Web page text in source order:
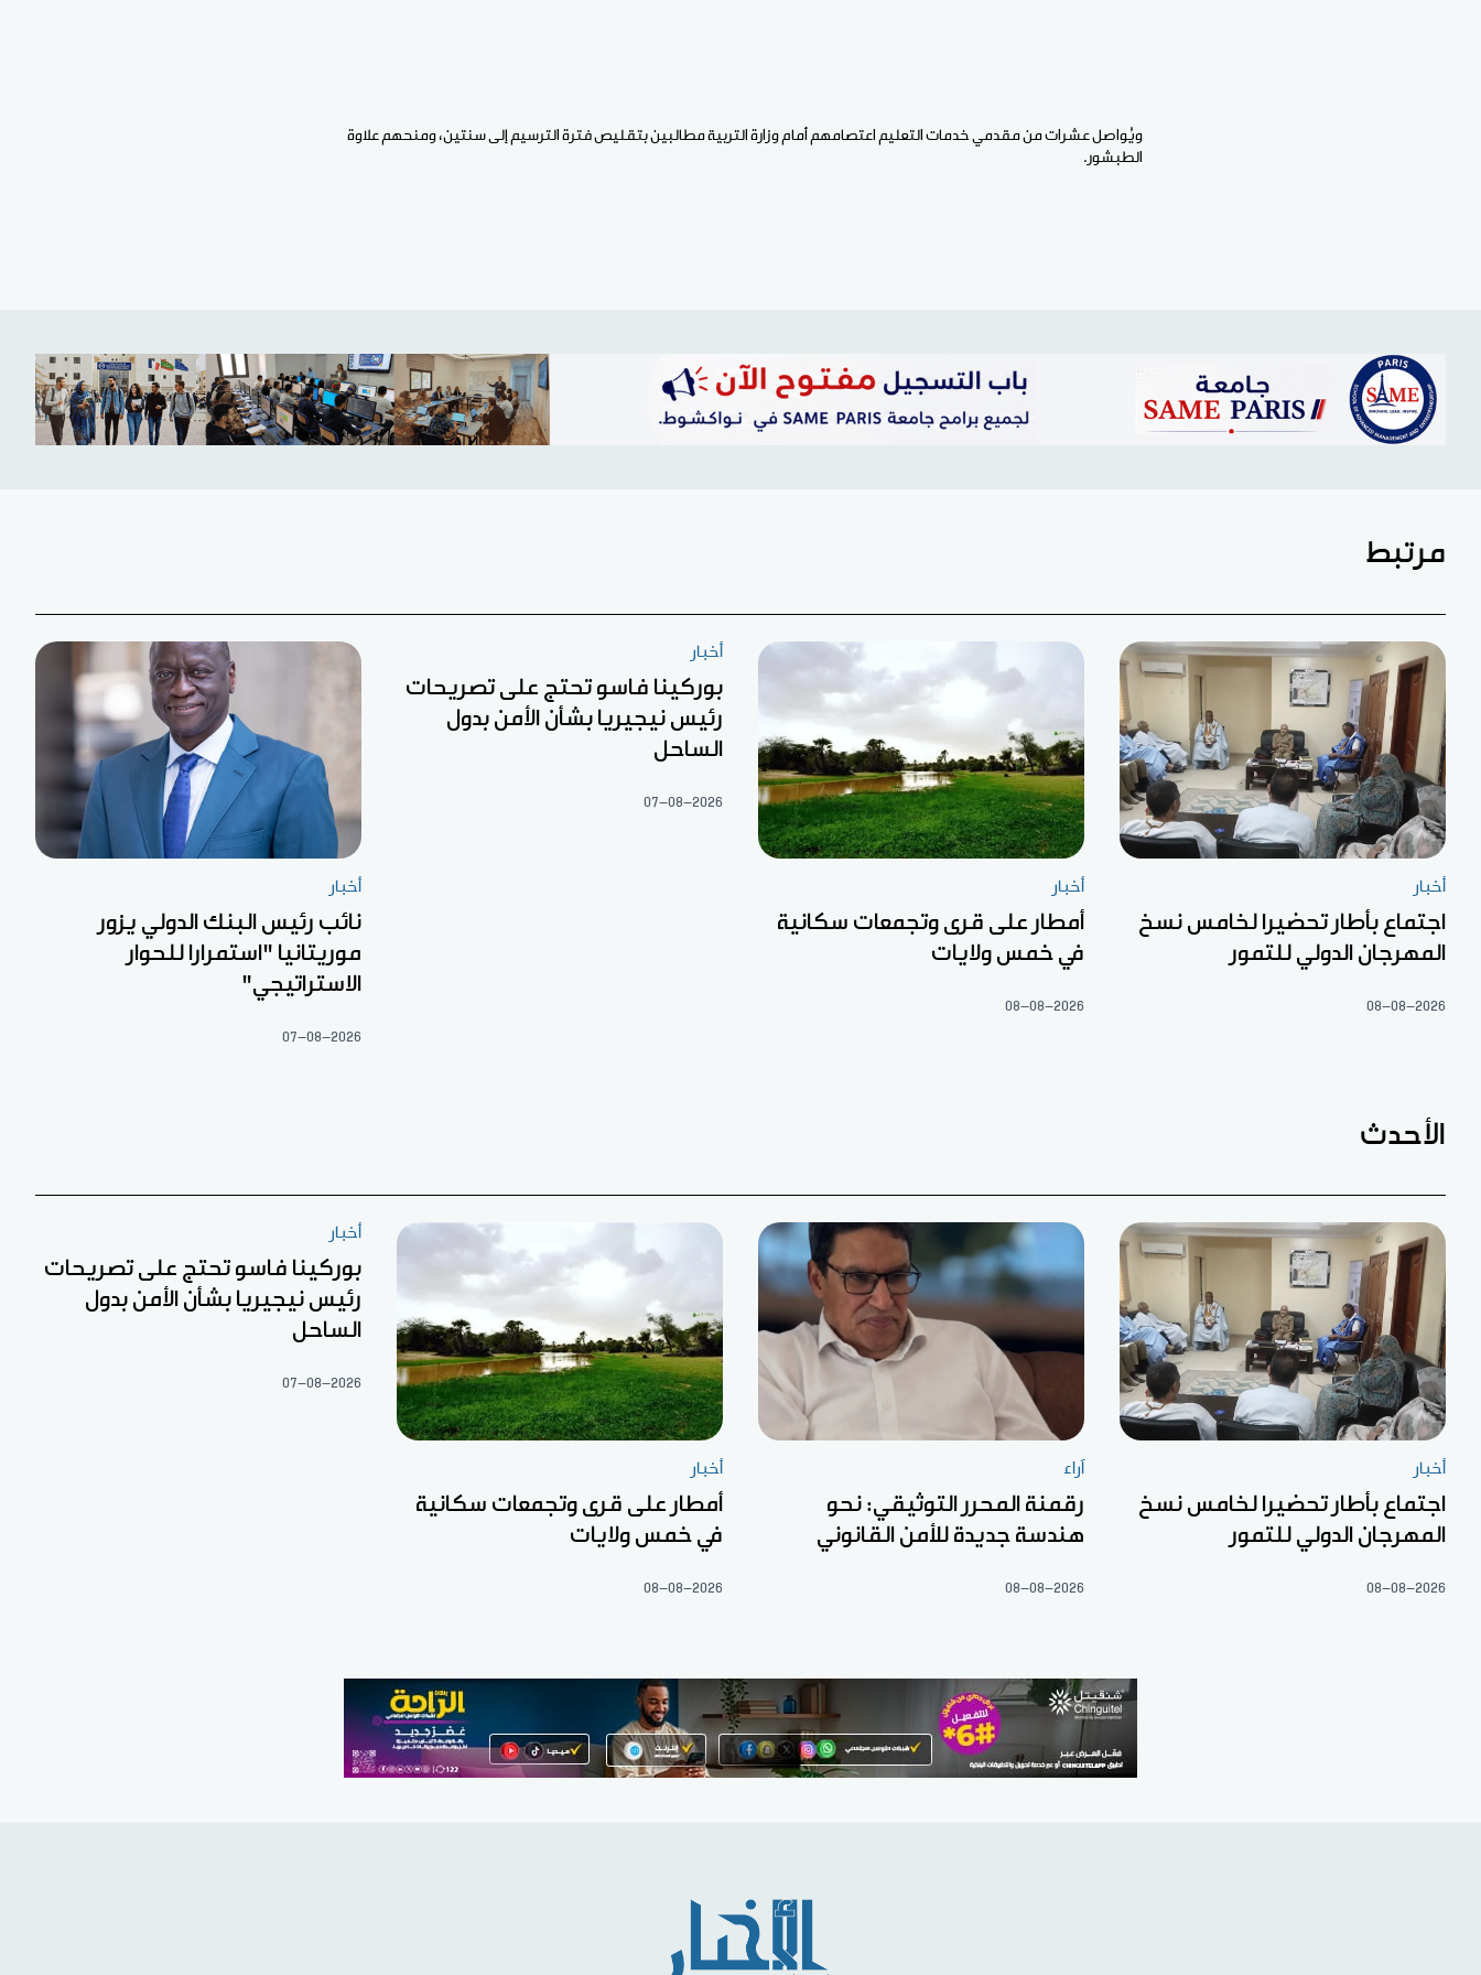
ويُواصل عشرات من مقدمي خدمات التعليم اعتصامهم أمام وزارة التربية مطالبين بتقليص فترة الترسيم إلى سنتين، ومنحهم علاوة
الطبشور.
مرتبط
أخبار
اجتماع بأطار تحضيرا لخامس نسخ
المهرجان الدولي للتمور
08-08-2026
أخبار
أمطار على قرى وتجمعات سكانية
في خمس ولايات
08-08-2026
أخبار
بوركينا فاسو تحتج على تصريحات
رئيس نيجيريا بشأن الأمن بدول
الساحل
07-08-2026
أخبار
نائب رئيس البنك الدولي يزور
موريتانيا "استمرارا للحوار
الاستراتيجي"
07-08-2026
الأحدث
أخبار
اجتماع بأطار تحضيرا لخامس نسخ
المهرجان الدولي للتمور
08-08-2026
آراء
رقمنة المحرر التوثيقي: نحو
هندسة جديدة للأمن القانوني
08-08-2026
أخبار
أمطار على قرى وتجمعات سكانية
في خمس ولايات
08-08-2026
أخبار
بوركينا فاسو تحتج على تصريحات
رئيس نيجيريا بشأن الأمن بدول
الساحل
07-08-2026